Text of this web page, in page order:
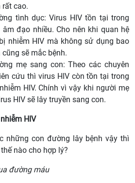
rất cao.
tình dục: Virus HIV tồn tại trong
đạo nhiều. Cho nên khi quan hệ
nhiễm HIV mà không sử dụng bao
sẽ mắc bệnh.
mẹ sang con: Theo các chuyên
cứu thì virus HIV còn tồn tại trong
HIV. Chính vì vậy khi người mẹ
HIV sẽ lây truyền sang con.
HIV
những con đường lây bệnh vậy thì
nào cho hợp lý?
đường máu